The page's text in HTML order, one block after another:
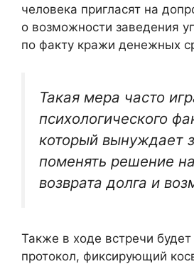
человека пригласят на
о возможности заведения
по факту кражи денежных
Такая мера часто
психологического
который вынуждает
поменять решение
возврата долга и
Также в ходе встречи будет
протокол, фиксирующий